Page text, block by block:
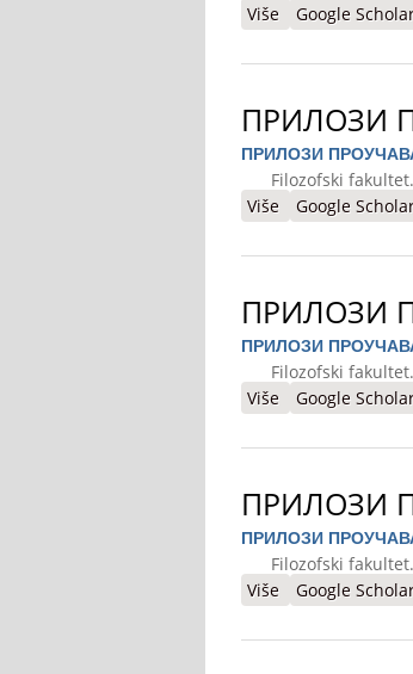
Više o ПРИЛОЗИ
Google
ПРИЛОЗИ
ПРИЛОЗИ
Filozofski fakultet.
Više o ПРИЛОЗИ
Google
ПРИЛОЗИ
ПРИЛОЗИ
Filozofski fakultet.
Više o ПРИЛОЗИ
Google
ПРИЛОЗИ
ПРИЛОЗИ
Filozofski fakultet.
Više o ПРИЛОЗИ
Google